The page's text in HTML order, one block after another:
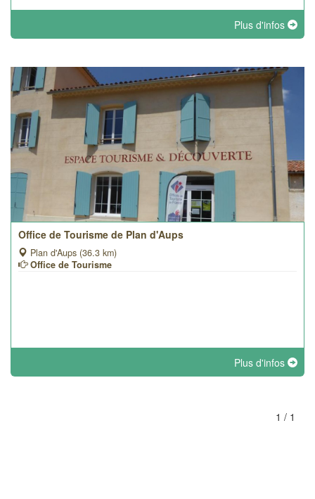
Plus d'infos
Office de Tourisme de Plan d'Aups
Plan d'Aups (36.3 km)
Office de Tourisme
Plus d'infos
1 / 1